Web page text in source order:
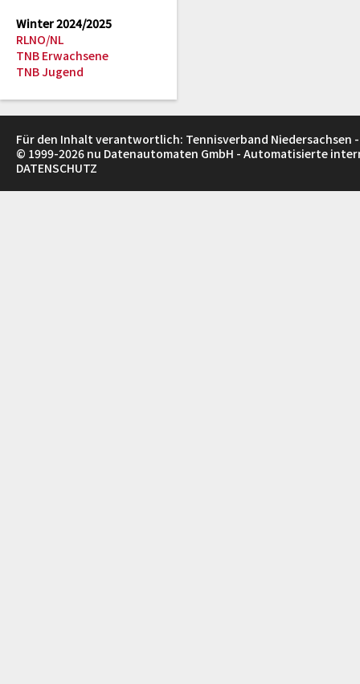
Winter 2024/2025
RLNO/NL
TNB Erwachsene
TNB Jugend
Für den Inhalt verantwortlich: Tennisverband Niedersachsen -
© 1999-2026 nu Datenautomaten GmbH - Automatisierte
DATENSCHUTZ